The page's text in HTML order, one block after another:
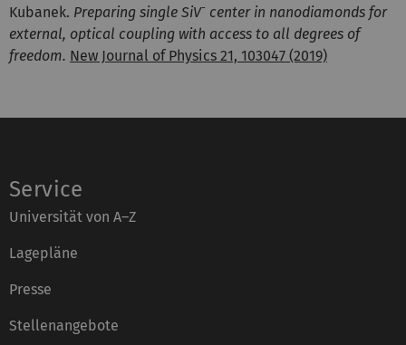
Kubanek. Preparing single SiV- center in nanodiamonds for
external, optical coupling with access to all degrees of
freedom. New Journal of Physics 21, 103047 (2019)
Service
Universität von A–Z
Lagepläne
Presse
Stellenangebote